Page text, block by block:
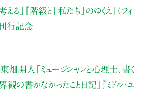
る」
『階級と「私たち」のゆくえ』（フィ
刊行記念
畑開人
「ミュージシャンと心理士、書く
観の書かなかったこと日記』『ミドル・エ